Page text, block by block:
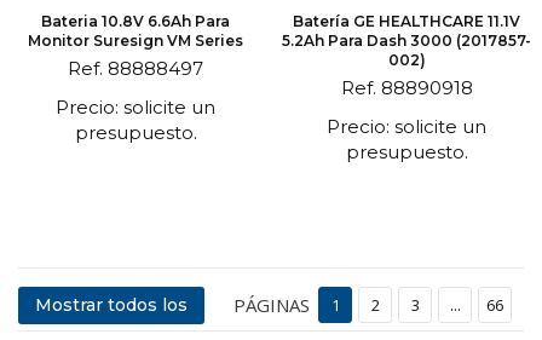
Bateria 10.8V 6.6Ah Para
Monitor Suresign VM Series
Ref. 88888497
Precio: solicite un
presupuesto.
Batería GE HEALTHCARE 11.1V
5.2Ah Para Dash 3000 (2017857-
002)
Ref. 88890918
Precio: solicite un
presupuesto.
Mostrar todos los PÁGINAS 1 2 3 ... 66